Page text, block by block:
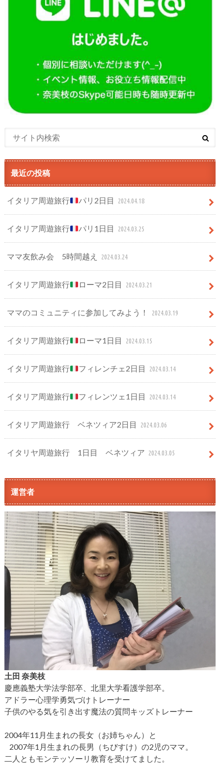
最近の投稿
イタリア周遊旅行 パリ2日目 2024.04.18
イタリア周遊旅行 パリ1日目 2024.03.25
ママ友飲み会 5時間越え 2024.03.24
イタリア周遊旅行 ローマ2日目 2024.03.21
ママのコミュニティに参加してみよう！ 2024.03.19
イタリア周遊旅行 ローマ1日目 2024.03.15
イタリア周遊旅行 フィレンチェ2日目 2024.03.14
イタリア周遊旅行 フィレンツェ1日目 2024.03.14
イタリア周遊旅行 ベネツィア2日目 2024.03.06
イタリヤ周遊旅行 1日目 ベネツィア 2024.03.05
運営者
土田 奈美枝
慶應義塾大学法学部卒、北里大学看護学部卒。
アドラー心理学勇気づけトレーナー
子供のやる気を引き出す魔法の質問キッズトレーナー
2004年11月生まれの長女（お姉ちゃん）と
2007年1月生まれの長男（ちびすけ）の2児のママ。
二人ともモンテッソーリ教育を受けてました。